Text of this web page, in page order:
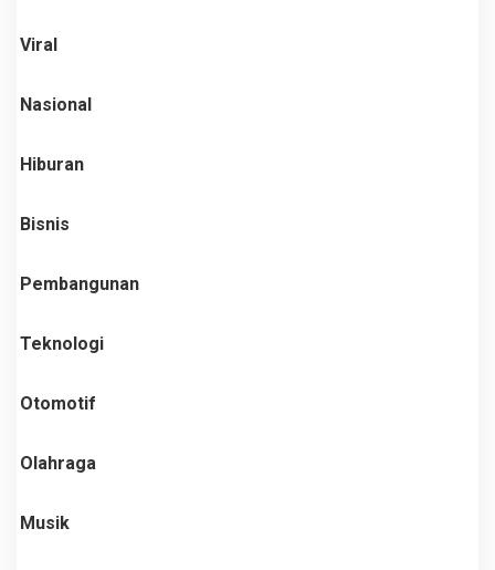
Viral
Nasional
Hiburan
Bisnis
Pembangunan
Teknologi
Otomotif
Olahraga
Musik